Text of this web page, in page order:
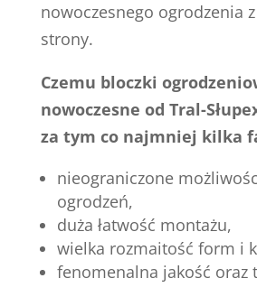
nowoczesnego ogrodzenia
strony.
Czemu bloczki
nowoczesne od Tral-
za tym co najmniej kilka
nieograniczone
ogrodzeń,
duża łatwość montażu,
wielka rozmaitość form i
fenomenalna jakość oraz